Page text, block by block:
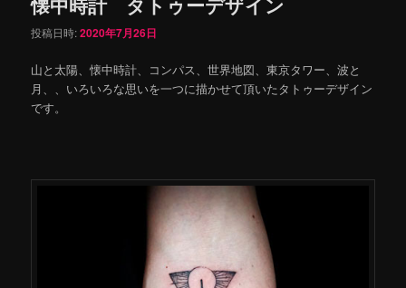
投稿日時:2020年7月26日
山と太陽、懐中時計、コンパス、世界地図、東京タワー、波と
月、、いろいろな思いを一つに描かせて頂いたタトゥーデザイン
です。